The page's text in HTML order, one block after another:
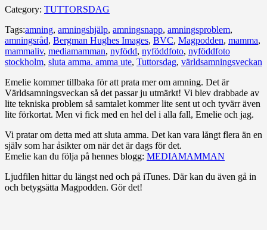
Category: TUTTORSDAG
Tags:amning, amningshjälp, amningsnapp, amningsproblem,
amningsråd, Bergman Hughes Images, BVC, Magpodden, mamma,
mammaliv, mediamamman, nyfödd, nyföddfoto, nyföddfoto
stockholm, sluta amma. amma ute, Tuttorsdag, världsamningsveckan
Emelie kommer tillbaka för att prata mer om amning. Det är
Världsamningsveckan så det passar ju utmärkt! Vi blev drabbade av
lite tekniska problem så samtalet kommer lite sent ut och tyvärr även
lite förkortat. Men vi fick med en hel del i alla fall, Emelie och jag.
Vi pratar om detta med att sluta amma. Det kan vara långt flera än en
själv som har åsikter om när det är dags för det.
Emelie kan du följa på hennes blogg: MEDIAMAMMAN
Ljudfilen hittar du längst ned och på iTunes. Där kan du även gå in
och betygsätta Magpodden. Gör det!